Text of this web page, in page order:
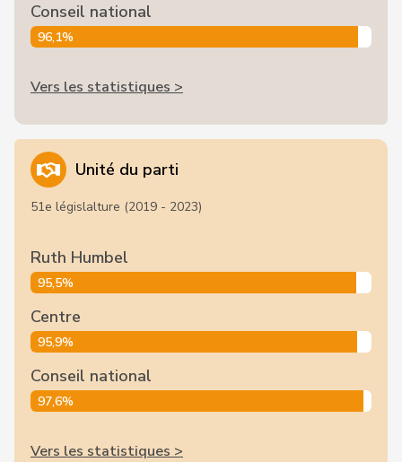
Conseil national
96,1%
Vers les statistiques >
Unité du parti
51e législalture (2019 - 2023)
Ruth Humbel
95,5%
Centre
95,9%
Conseil national
97,6%
Vers les statistiques >